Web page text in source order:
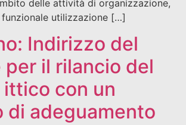
delle attività di organizzazione,
utilizzazione […]
Indirizzo del
per il rilancio del
con un
di adeguamento